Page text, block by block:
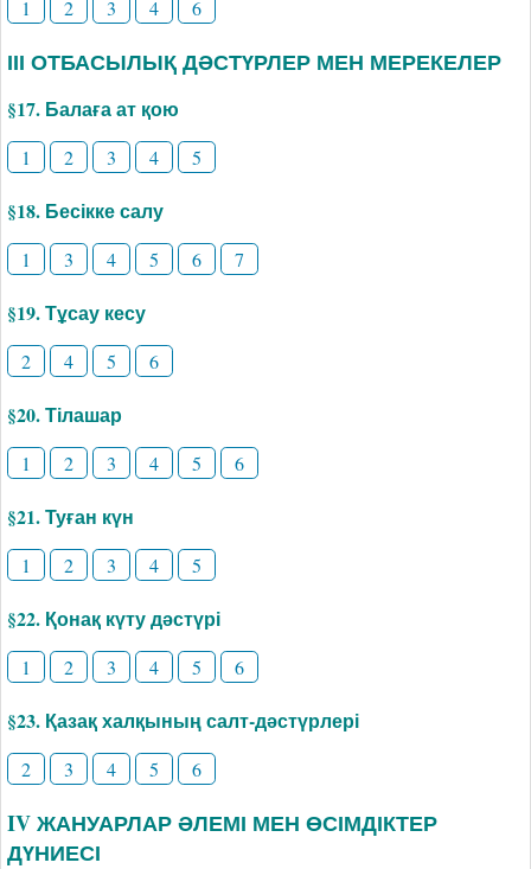
1 2 3 4 6
ІІІ ОТБАСЫЛЫҚ ДӘСТҮРЛЕР МЕН МЕРЕКЕЛЕР
§17. Балаға ат қою
1 2 3 4 5
§18. Бесікке салу
1 3 4 5 6 7
§19. Тұсау кесу
2 4 5 6
§20. Тілашар
1 2 3 4 5 6
§21. Туған күн
1 2 3 4 5
§22. Қонақ күту дәстүрі
1 2 3 4 5 6
§23. Қазақ халқының салт-дәстүрлері
2 3 4 5 6
IV ЖАНУАРЛАР ӘЛЕМІ МЕН ӨСІМДІКТЕР
ДҮНИЕСІ